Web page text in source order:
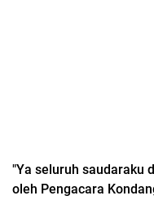
"Ya seluruh saudaraku
oleh Pengacara